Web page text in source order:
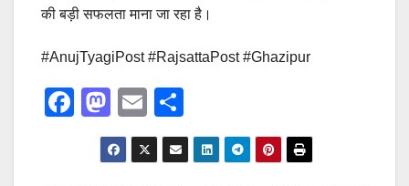
की बड़ी सफलता माना जा रहा है।
#AnujTyagiPost #RajsattaPost #Ghazipur
F
M
a
st
E
m
ail
h
ar